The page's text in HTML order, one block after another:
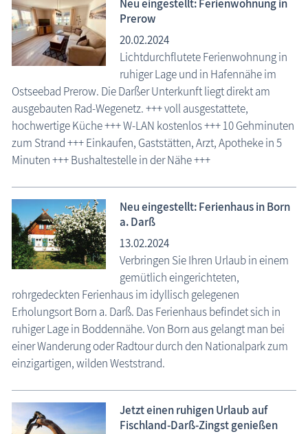
Neu eingestellt: Ferienwohnung in
Prerow
20.02.2024
Lichtdurchflutete Ferienwohnung in
ruhiger Lage und in Hafennähe im
Ostseebad Prerow. Die Darßer Unterkunft liegt direkt am
ausgebauten Rad-Wegenetz. +++ voll ausgestattete,
hochwertige Küche +++ W-LAN kostenlos +++ 10 Gehminuten
zum Strand +++ Einkaufen, Gaststätten, Arzt, Apotheke in 5
Minuten +++ Bushaltestelle in der Nähe +++
Neu eingestellt: Ferienhaus in Born
a. Darß
13.02.2024
Verbringen Sie Ihren Urlaub in einem
gemütlich eingerichteten,
rohrgedeckten Ferienhaus im idyllisch gelegenen
Erholungsort Born a. Darß. Das Ferienhaus befindet sich in
ruhiger Lage in Boddennähe. Von Born aus gelangt man bei
einer Wanderung oder Radtour durch den Nationalpark zum
einzigartigen, wilden Weststrand.
Jetzt einen ruhigen Urlaub auf
Fischland-Darß-Zingst genießen